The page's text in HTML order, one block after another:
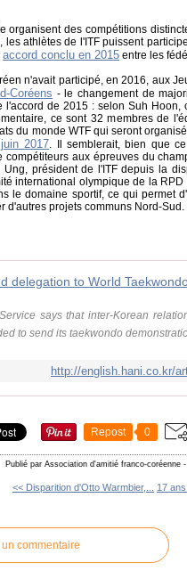
organisent des compétitions
athlètes de l'ITF puissent
accord conclu en 2015 entre les
n'avait participé, en 2016, aux
Coréens - le changement de
l'accord de 2015 : selon Suh
ce sont 32 membres de
du monde WTF qui seront
2017. Il semblerait, bien que
compétiteurs aux épreuves du
Ung, président de l'ITF depuis la
international olympique de la
le domaine sportif, ce qui permet
d'autres projets communs Nord-Sud.
delegation to World
says that inter-Korean
to send its taekwondo
http://english.hani.co.kr/
Repost 0
Publié par Association d'amitié franco-coréenne -
<< Disparition d'Otto Warmbier,... 17
commentaire